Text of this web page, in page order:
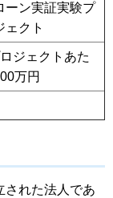
ーン実証実験プ
ェクト
ジェクトあた
万円
された法人であ